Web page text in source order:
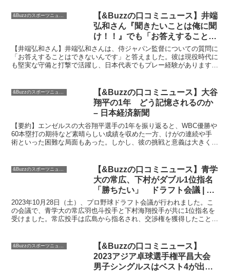
&Buzzのスポーツニュース
【&Buzzの口コミニュース】井端
弘和さん『聞きたいことは俺に聞
け！！』でも「お答えすることは
できないんです」侍ジャパン監督
めぐり：中日スポーツ・東京中日
スポーツ
【井端弘和さん】井端弘和さんは、侍ジャパン監督についての質問に
「お答えすることはできないんです」と答えました。彼は現役時代に
も堅実な守備と打撃で活躍し、日本代表でもプレー経験があります。
&Buzzのスポーツニュース
【&Buzzの口コミニュース】大谷
翔平の1年 どう記憶されるのか
– 日本経済新聞
【要約】エンゼルスの大谷翔平選手の1年を振り返ると、WBC優勝や
60本塁打の期待など素晴らしい成績を収めた一方、けがの連続や手
術といった困難な局面もあった。しかし、彼の挑戦と意義は大きく、
【&Buzzの口コミニュース】青学
大の常広、下村がダブル1位指名
「勝ちたい」 ドラフト会議 | 毎
日新聞
2023年10月28日（土）、プロ野球ドラフト会議が行われました。こ
の会議で、青学大の常広羽也斗投手と下村海翔投手が共に1位指名を
受けました。常広投手は広島から指名され、交渉権を獲得したことで
&Buzzのスポーツニュース
【&Buzzの口コミニュース】
2023アジア卓球選手権平昌大会
男子シングルスはベスト4が出そ